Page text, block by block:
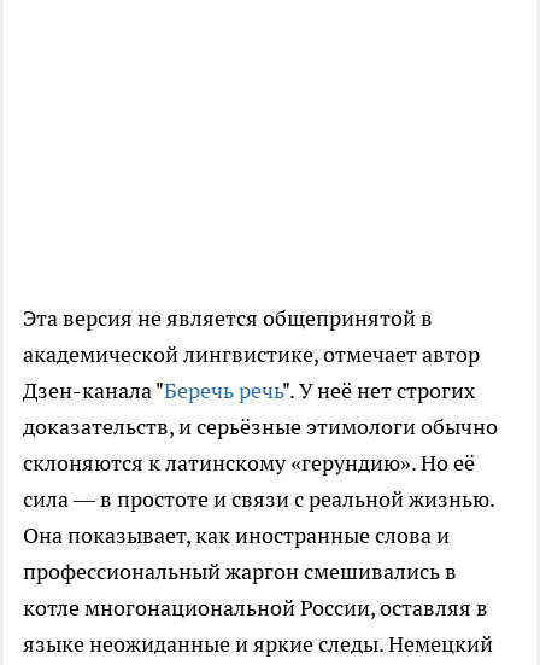
Эта версия не является общепринятой в
академической лингвистике, отмечает автор
Дзен-канала "Беречь речь". У неё нет строгих
доказательств, и серьёзные этимологи обычно
склоняются к латинскому «герундию». Но её
сила — в простоте и связи с реальной жизнью.
Она показывает, как иностранные слова и
профессиональный жаргон смешивались в
котле многонациональной России, оставляя в
языке неожиданные и яркие следы. Немецкий